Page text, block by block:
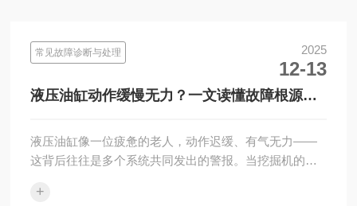
常见故障诊断与处理 2025
12-13
液压油缸动作缓慢无力？一文读懂故障根源与
液压油缸像一位疲惫的老人，动作迟缓、有气无力——
这背后往往是多个系统共同发出的警报。当挖掘机的挖
设备安全便亮起红···
+